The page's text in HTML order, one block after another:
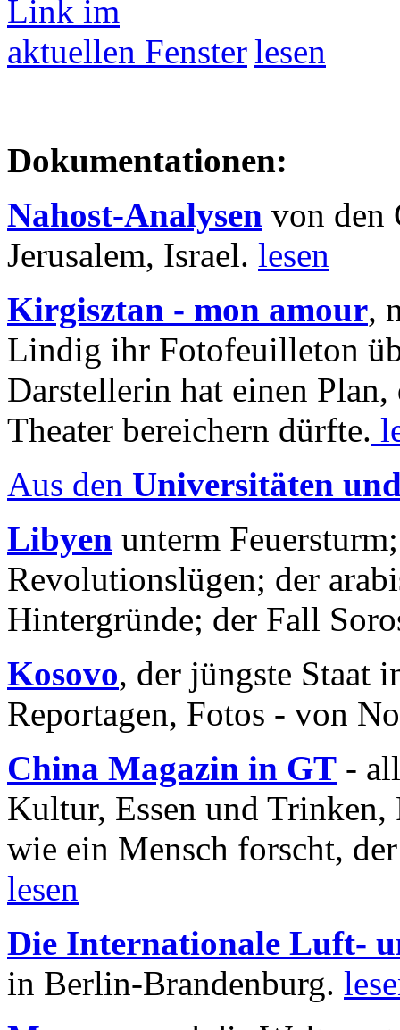
lesen
Dokumentationen:
Nahost-Analysen von den
Jerusalem, Israel. lesen
Kirgisztan - mon amour,
Lindig ihr Fotofeuilleton
Darstellerin hat einen Plan,
Theater bereichern dürfte.
Aus den Universitäten
Libyen unterm
Revolutionslügen; der
Hintergründe; der Fall
Kosovo, der jüngste Staat
Reportagen, Fotos - von
China Magazin in GT -
Kultur, Essen und
wie ein Mensch forscht,
lesen
Die Internationale Luft-
in Berlin-Brandenburg.